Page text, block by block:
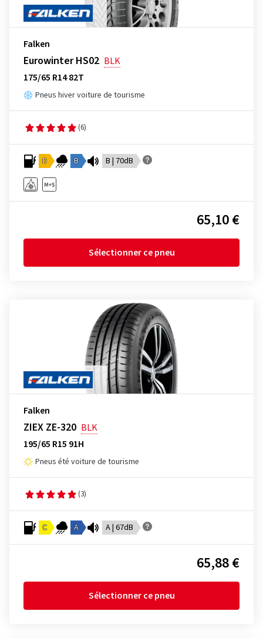
Falken
Eurowinter HS02 BLK
175/65 R14 82T
Pneus hiver voiture de tourisme
(6)
D B B | 70dB
65,10 €
Sélectionner ce pneu
Falken
ZIEX ZE-320 BLK
195/65 R15 91H
Pneus été voiture de tourisme
(3)
C A A | 67dB
65,88 €
Sélectionner ce pneu